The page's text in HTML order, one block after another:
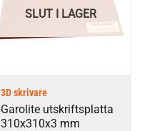
SLUT I LAGER
3D skrivare
Garolite utskriftsplatta
310x310x3 mm